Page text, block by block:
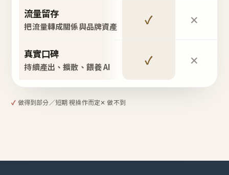
流量留存
把流量轉成關係與品牌資產 ✓ ✕
真實口碑
持續產出、擴散、餵養 AI ✓ ✕
✓ 做得到部分／短期 視操作而定✕ 做不到